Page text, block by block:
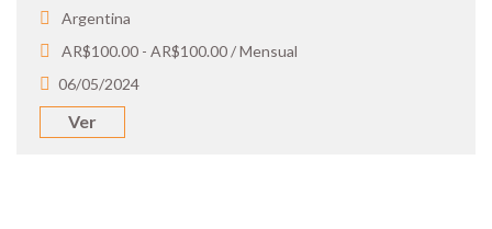
Argentina
AR$100.00 - AR$100.00 / Mensual
06/05/2024
Ver